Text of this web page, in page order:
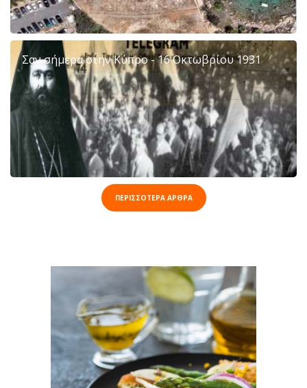
Σαν σήμερα στην Κύπρο - 16 Οκτωβρίου 1931
ΠΕΡΙΣΣΟΤΕΡΑ ΑΡΘΡΑ